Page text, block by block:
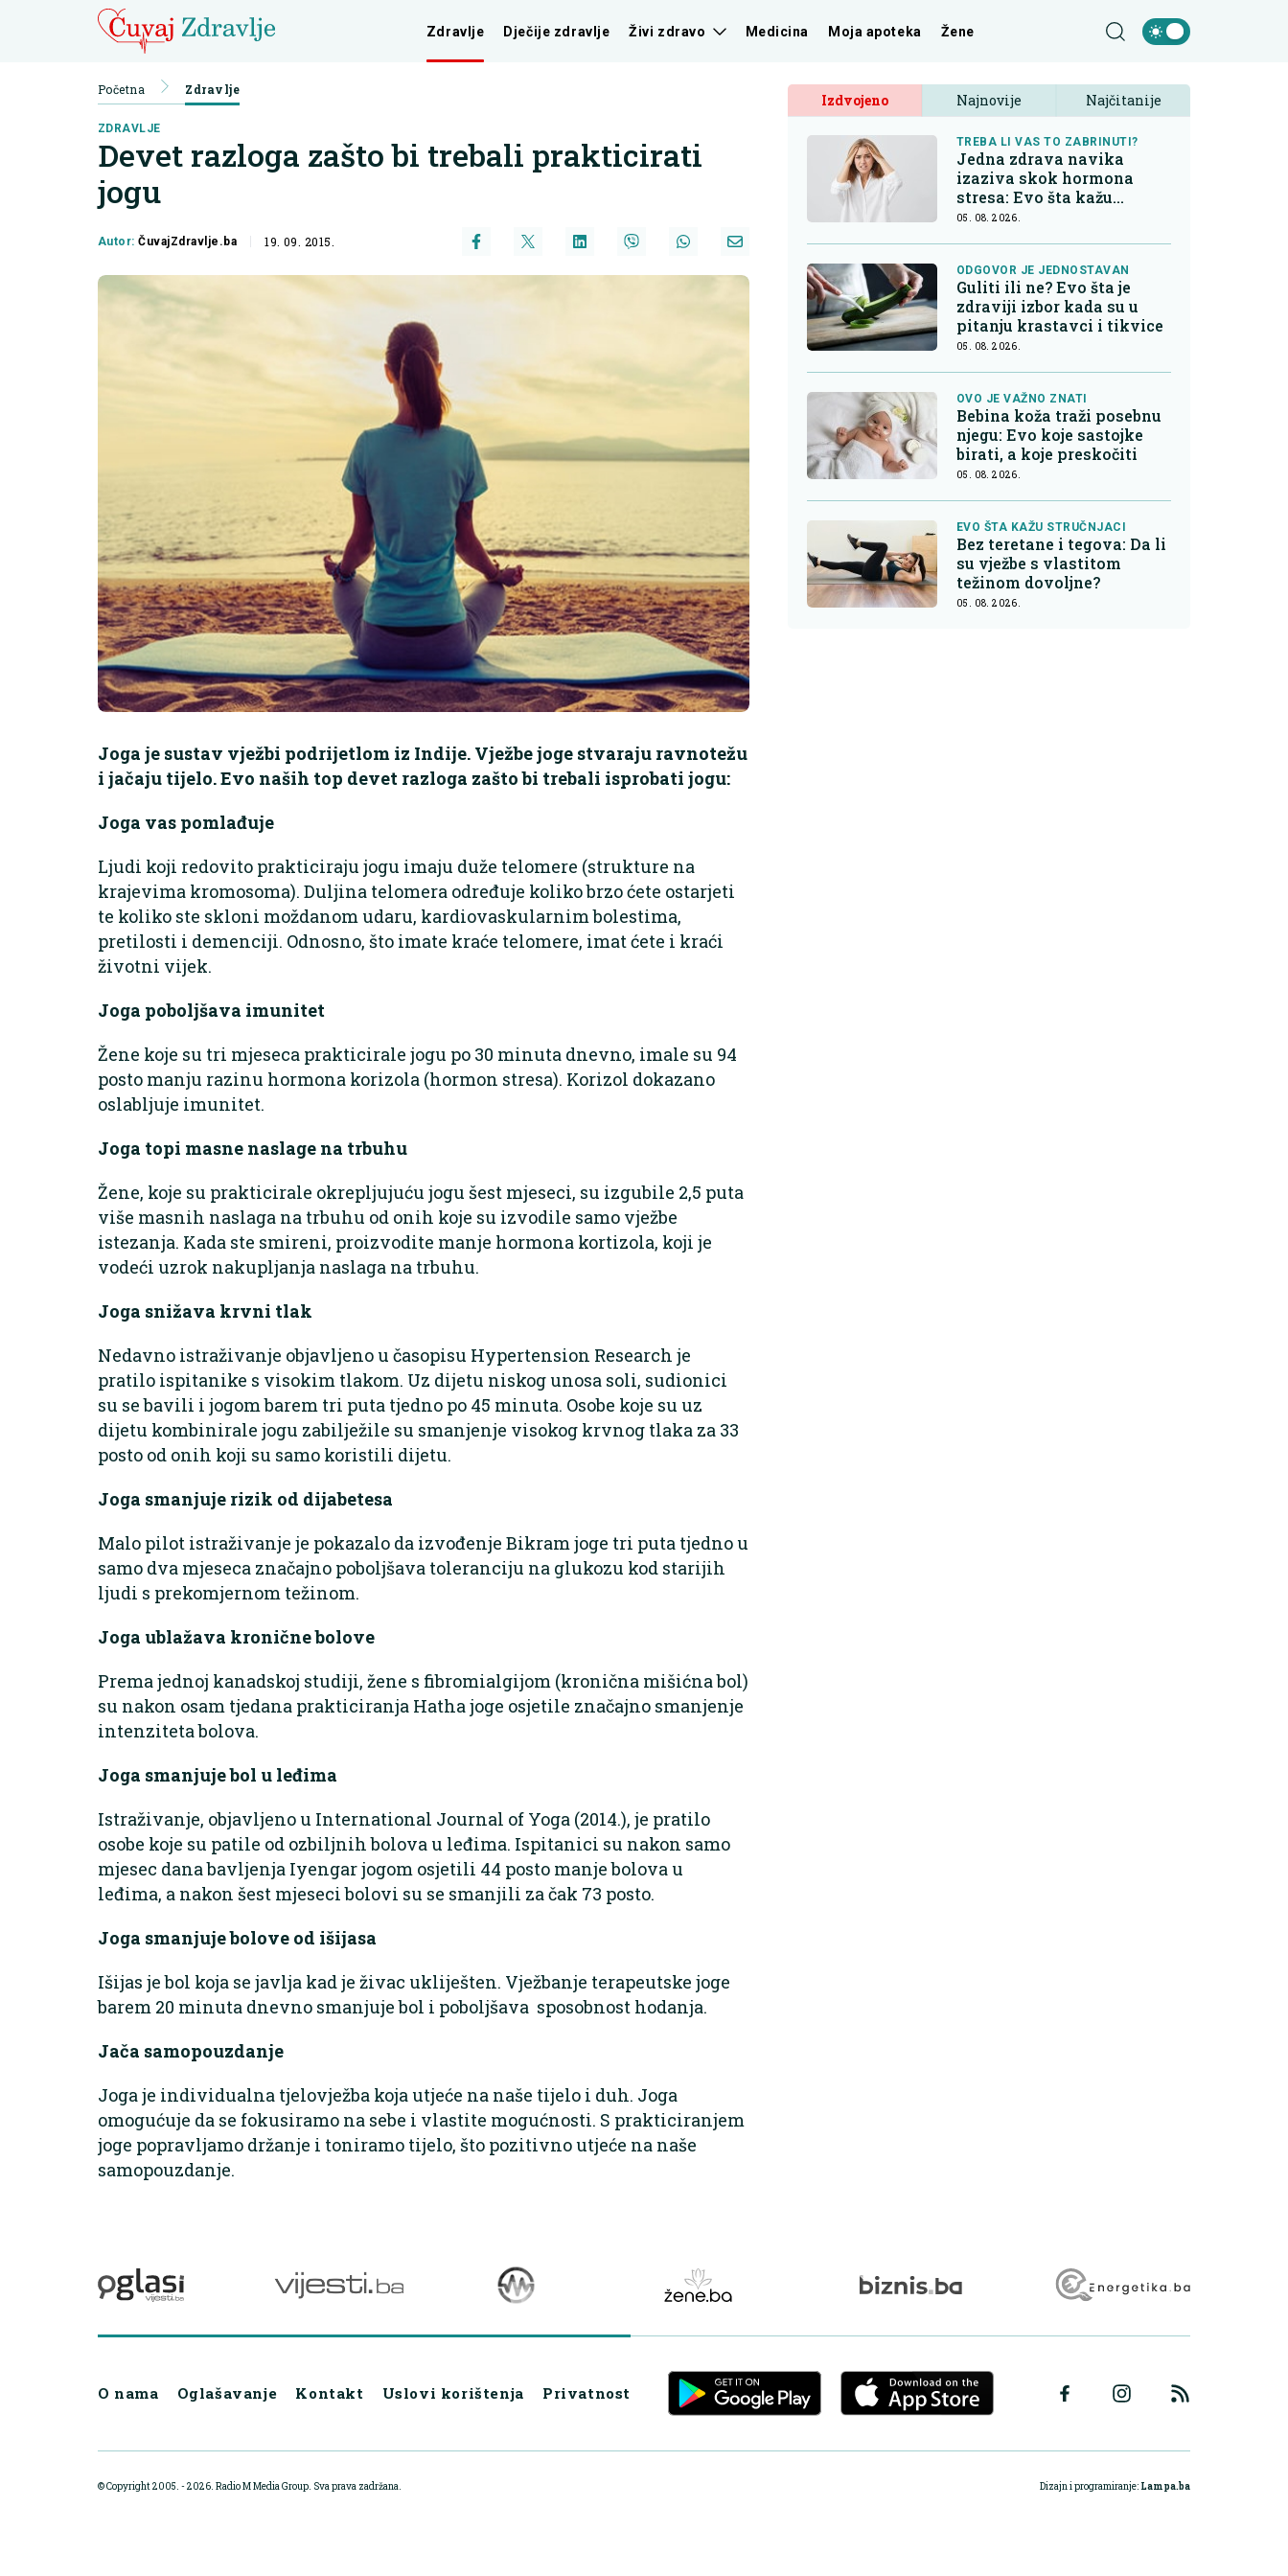
Zdravlje Dječije zdravlje Živi zdravo Medicina Moja apoteka Žene
Početna Zdravlje
ZDRAVLJE
Devet razloga zašto bi trebali prakticirati
jogu
Autor:ČuvajZdravlje.ba 19. 09. 2015.
Joga je sustav vježbi podrijetlom iz Indije. Vježbe joge stvaraju ravnotežu
i jačaju tijelo. Evo naših top devet razloga zašto bi trebali isprobati jogu:
Joga vas pomlađuje
Ljudi koji redovito prakticiraju jogu imaju duže telomere (strukture na
krajevima kromosoma). Duljina telomera određuje koliko brzo ćete ostarjeti
te koliko ste skloni moždanom udaru, kardiovaskularnim bolestima,
pretilosti i demenciji. Odnosno, što imate kraće telomere, imat ćete i kraći
životni vijek.
Joga poboljšava imunitet
Žene koje su tri mjeseca prakticirale jogu po 30 minuta dnevno, imale su 94
posto manju razinu hormona korizola (hormon stresa). Korizol dokazano
oslabljuje imunitet.
Joga topi masne naslage na trbuhu
Žene, koje su prakticirale okrepljujuću jogu šest mjeseci, su izgubile 2,5 puta
više masnih naslaga na trbuhu od onih koje su izvodile samo vježbe
istezanja. Kada ste smireni, proizvodite manje hormona kortizola, koji je
vodeći uzrok nakupljanja naslaga na trbuhu.
Joga snižava krvni tlak
Nedavno istraživanje objavljeno u časopisu Hypertension Research je
pratilo ispitanike s visokim tlakom. Uz dijetu niskog unosa soli, sudionici
su se bavili i jogom barem tri puta tjedno po 45 minuta. Osobe koje su uz
dijetu kombinirale jogu zabilježile su smanjenje visokog krvnog tlaka za 33
posto od onih koji su samo koristili dijetu.
Joga smanjuje rizik od dijabetesa
Malo pilot istraživanje je pokazalo da izvođenje Bikram joge tri puta tjedno u
samo dva mjeseca značajno poboljšava toleranciju na glukozu kod starijih
ljudi s prekomjernom težinom.
Joga ublažava kronične bolove
Prema jednoj kanadskoj studiji, žene s fibromialgijom (kronična mišićna bol)
su nakon osam tjedana prakticiranja Hatha joge osjetile značajno smanjenje
intenziteta bolova.
Joga smanjuje bol u leđima
Istraživanje, objavljeno u International Journal of Yoga (2014.), je pratilo
osobe koje su patile od ozbiljnih bolova u leđima. Ispitanici su nakon samo
mjesec dana bavljenja Iyengar jogom osjetili 44 posto manje bolova u
leđima, a nakon šest mjeseci bolovi su se smanjili za čak 73 posto.
Joga smanjuje bolove od išijasa
Išijas je bol koja se javlja kad je živac ukliješten. Vježbanje terapeutske joge
barem 20 minuta dnevno smanjuje bol i poboljšava sposobnost hodanja.
Jača samopouzdanje
Joga je individualna tjelovježba koja utjeće na naše tijelo i duh. Joga
omogućuje da se fokusiramo na sebe i vlastite mogućnosti. S prakticiranjem
joge popravljamo držanje i toniramo tijelo, što pozitivno utjeće na naše
samopouzdanje.
Izdvojeno Najnovije Najčitanije
TREBA LI VAS TO ZABRINUTI?
Jedna zdrava navika
izaziva skok hormona
stresa: Evo šta kažu
endokrinolozi
05. 08. 2026.
ODGOVOR JE JEDNOSTAVAN
Guliti ili ne? Evo šta je
zdraviji izbor kada su u
pitanju krastavci i tikvice
05. 08. 2026.
OVO JE VAŽNO ZNATI
Bebina koža traži posebnu
njegu: Evo koje sastojke
birati, a koje preskočiti
05. 08. 2026.
EVO ŠTA KAŽU STRUČNJACI
Bez teretane i tegova: Da li
su vježbe s vlastitom
težinom dovoljne?
05. 08. 2026.
O nama Oglašavanje Kontakt Uslovi korištenja Privatnost
© Copyright 2005. - 2026. Radio M Media Group. Sva prava zadržana. Dizajn i programiranje: Lampa.ba